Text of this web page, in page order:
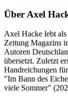
Über Axel
Axel Hacke lebt
Zeitung Magazins
Autoren
übersetzt. Zuletzt
Handreichungen
"Im Bann des
viele Sommer"